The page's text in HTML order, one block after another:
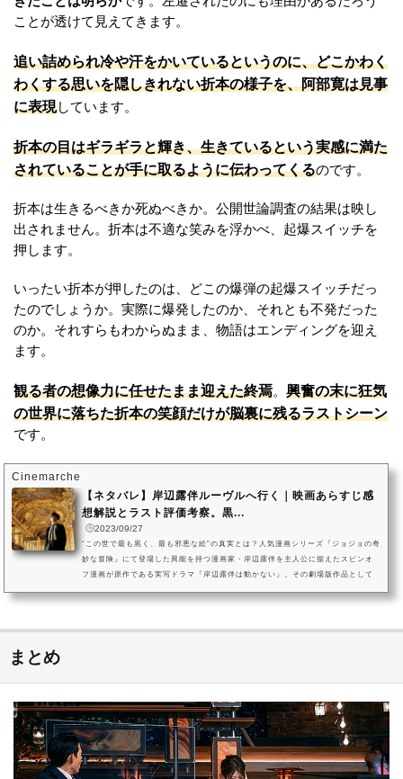
ことが透けて見えてきます。
追い詰められ冷や汗をかいているというのに、どこかわく
わくする思いを隠しきれない折本の様子を、阿部寛は見事
に表現しています。
折本の目はギラギラと輝き、生きているという実感に満た
されていることが手に取るように伝わってくるのです。
折本は生きるべきか死ぬべきか。公開世論調査の結果は映し
出されません。折本は不適な笑みを浮かべ、起爆スイッチを
押します。
いったい折本が押したのは、どこの爆弾の起爆スイッチだっ
たのでしょうか。実際に爆発したのか、それとも不発だった
のか。それすらもわからぬまま、物語はエンディングを迎え
ます。
観る者の想像力に任せたまま迎えた終焉。 興奮の末に狂気
の世界に落ちた折本の笑顔だけが脳裏に残るラストシーン
です。
Cinemarche
【ネタバレ】岸辺露伴ルーヴルへ行く｜映画あらすじ感
想解説とラスト評価考察。黒...
2023/09/27
“この世で最も黒く、最も邪悪な絵”の真実とは？人気漫画シリーズ『ジョジョの奇
妙な冒険』にて登場した異能を持つ漫画家・岸辺露伴を主人公に据えたスピンオ
フ漫画が原作である実写ドラマ『岸辺露伴は動かない』。その劇場版作品として
まとめ